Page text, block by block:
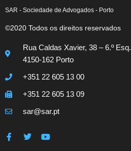
SAR - Sociedade de Advogados - Porto
©2020 Todos os direitos reservados
Rua Caldas Xavier, 38 – 6.º Esq.
4150-162 Porto
+351 22 605 13 00
+351 22 605 13 09
sar@sar.pt